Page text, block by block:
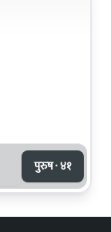
पुरुष · ४१